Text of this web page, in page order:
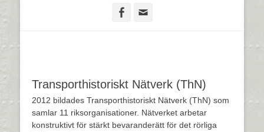
Facebook
Transporthistoriskt Nätverk (ThN)
2012 bildades Transporthistoriskt Nätverk (ThN) som
samlar 11 riksorganisationer. Nätverket arbetar
konstruktivt för stärkt bevaranderätt för det rörliga